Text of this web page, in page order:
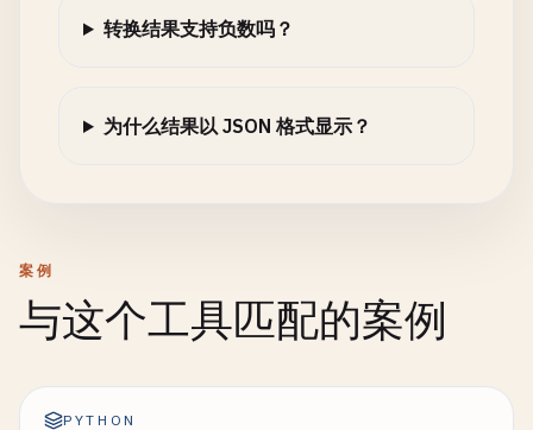
转换结果支持负数吗？
为什么结果以 JSON 格式显示？
案例
与这个工具匹配的案例
PYTHON